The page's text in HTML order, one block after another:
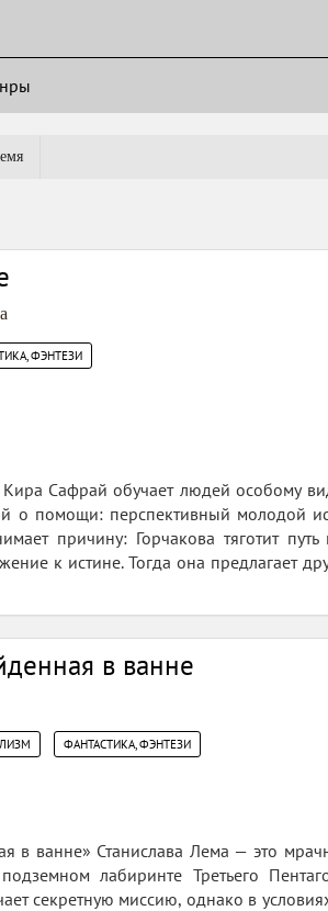
ФЭНТЕЗИ
Кира Сафрай обучает людей особому
о помощи: перспективный молодой
причину: Горчакова тяготит
к истине. Тогда она предлагает
в ванне
ФАНТАСТИКА, ФЭНТЕЗИ
в ванне» Станислава Лема — это
подземном лабиринте Третьего
секретную миссию, однако в